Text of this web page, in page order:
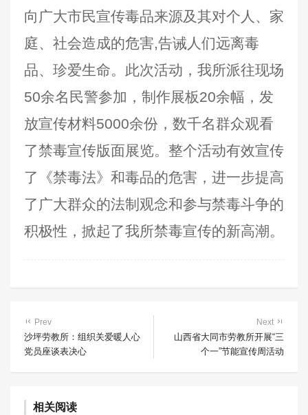
向广大市民宣传毒品来源及其对个人、家
庭、社会造成的危害,告诫人们远离毒
品、珍爱生命。此次活动，我所派往现场
50余名民警参加，制作展板20余幅，发
放宣传材料5000余份，数千名群众观看
了禁毒宣传版面展览。整个活动有效宣传
了《禁毒法》和毒品的危害，进一步提高
了广大群众的法制观念和参与禁毒斗争的
积极性，掀起了我所禁毒宣传的新高潮。
Prev
沙坪劳教所：组织关爱暖人心
党员座谈表决心
Next
山西省大同市劳教所开展“三
个一”节能宣传周活动
相关阅读